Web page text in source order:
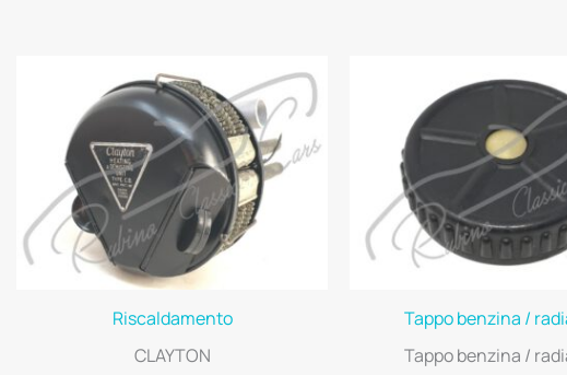
Riscaldamento
CLAYTON
Tappo benzina /
Tappo benzina /